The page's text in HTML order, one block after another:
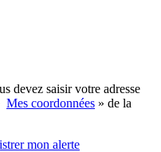
devez saisir votre adresse
Mes coordonnées » de la
mon alerte